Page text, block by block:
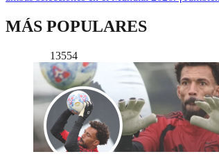
MÁS POPULARES
13554